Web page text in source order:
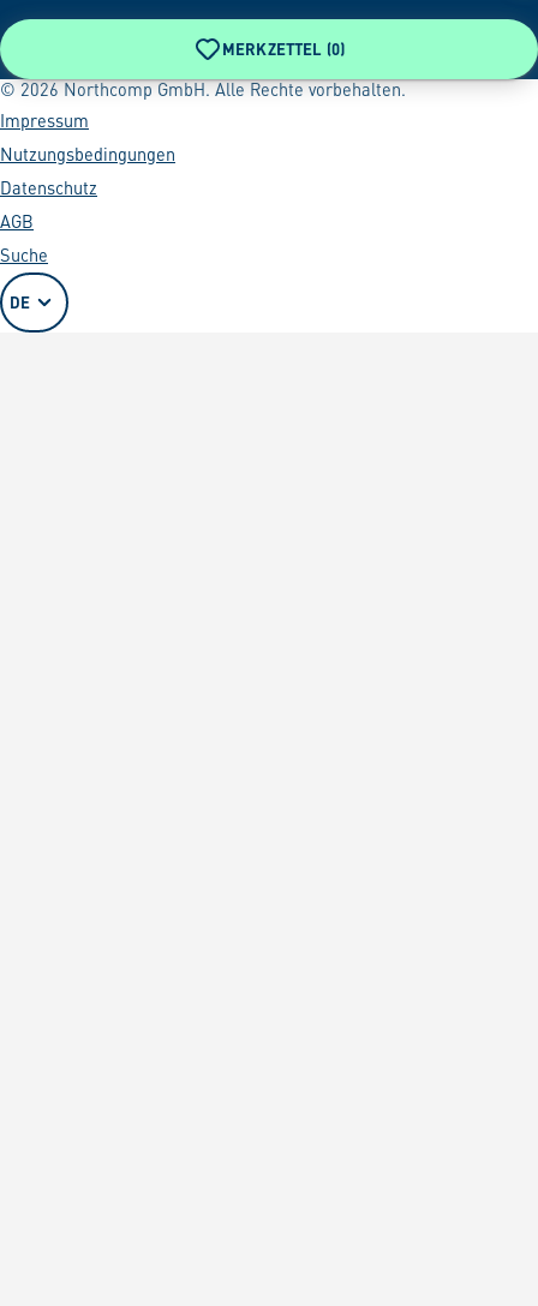
MERKZETTEL (0)
© 2026 Northcomp GmbH. Alle Rechte vorbehalten.
Impressum
Nutzungsbedingungen
Datenschutz
AGB
Suche
DE